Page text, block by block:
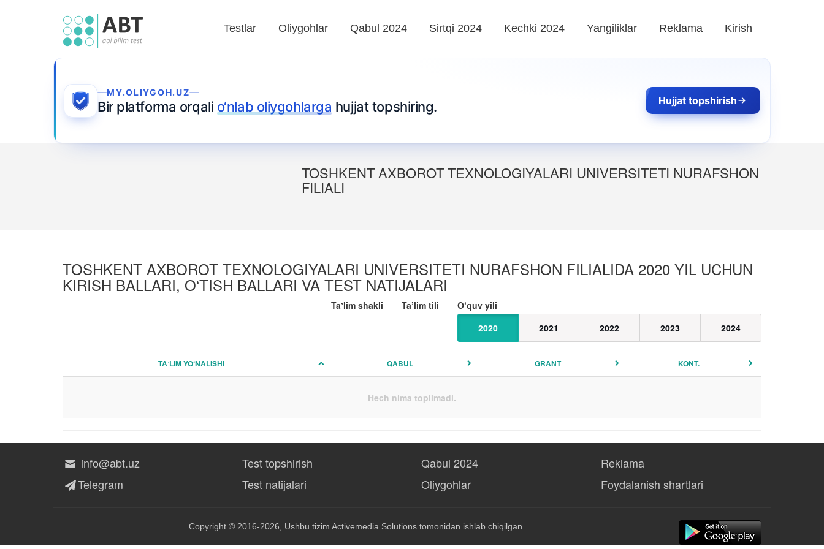
Testlar Oliygohlar Qabul 2024 Sirtqi 2024 Kechki 2024 Yangiliklar Reklama Kirish
MY.OLIYGOH.UZ
Bir platforma orqali o‘nlab oliygohlarga hujjat topshiring. Hujjat topshirish
TOSHKENT AXBOROT TEXNOLOGIYALARI UNIVERSITETI NURAFSHON
FILIALI
TOSHKENT AXBOROT TEXNOLOGIYALARI UNIVERSITETI NURAFSHON FILIALIDA 2020 YIL UCHUN
KIRISH BALLARI, O‘TISH BALLARI VA TEST NATIJALARI
O‘quv yili
2020
2021 2022 2023 2024
Ta’lim tili
Taʼlim shakli
TAʼLIM YO‘NALISHI QABUL GRANT KONT.
Hech nima topilmadi.
info@abt.uz
Telegram
Test topshirish
Test natijalari
Qabul 2024
Oliygohlar
Reklama
Foydalanish shartlari
Copyright © 2016-2026, Ushbu tizim Activemedia Solutions tomonidan ishlab chiqilgan